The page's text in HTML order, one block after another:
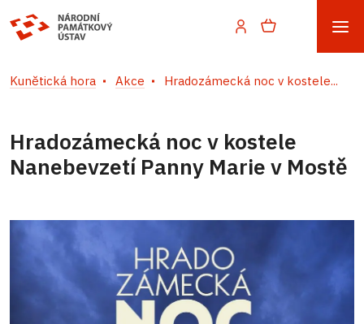
Kunětická hora Akce Hradozámecká noc v kostele...
Hradozámecká noc v kostele
Nanebevzetí Panny Marie v Mostě